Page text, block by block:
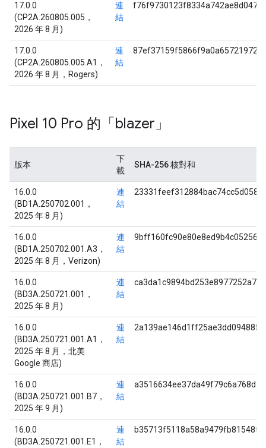
17.0.0
(CP2A.260805.005，
2026 年 8 月)
連
結
17.0.0
(CP2A.260805.005.A1，
2026 年 8 月，Rogers)
連
結
Pixel 10 Pro 的「blazer」
版本
下
載
SHA-256 核對和
16.0.0
(BD1A.250702.001，
2025 年 8 月)
連
結
16.0.0
(BD1A.250702.001.A3，
2025 年 8 月，Verizon)
連
結
16.0.0
(BD3A.250721.001，
2025 年 8 月)
連
結
16.0.0
(BD3A.250721.001.A1，
2025 年 8 月，北美
Google 商店)
連
結
16.0.0
(BD3A.250721.001.B7，
2025 年 9 月)
連
結
16.0.0
(BD3A.250721.001.E1，
連
結